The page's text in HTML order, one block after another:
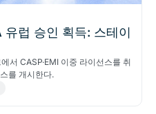
럽 승인 획득: 스테이
서 CASP·EMI 이중 라이선스를 취
를 개시한다.